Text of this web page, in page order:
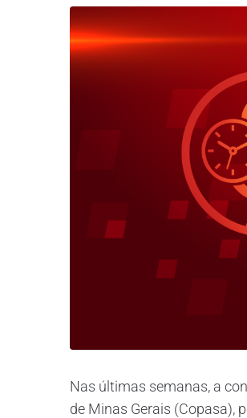
Nas últimas semanas, a
de Minas Gerais (Copasa),